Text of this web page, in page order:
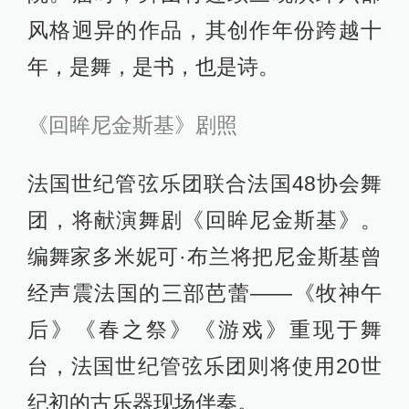
风格迥异的作品，其创作年份跨越十
年，是舞，是书，也是诗。
《回眸尼金斯基》剧照
法国世纪管弦乐团联合法国48协会舞
团，将献演舞剧《回眸尼金斯基》。
编舞家多米妮可·布兰将把尼金斯基曾
经声震法国的三部芭蕾——《牧神午
后》《春之祭》《游戏》重现于舞
台，法国世纪管弦乐团则将使用20世
纪初的古乐器现场伴奏。